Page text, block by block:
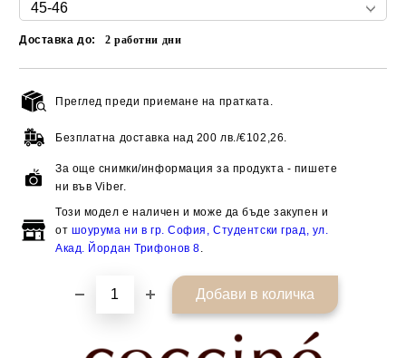
Доставка до: 2работни дни
Преглед преди приемане на пратката.
Безплатна доставка над 200 лв./€102,26.
За още снимки/информация за продукта - пишете
ни във Viber.
Този модел е наличен и може да бъде закупен и
от шоурума ни в гр. София, Студентски град, ул.
Акад. Йордан Трифонов 8